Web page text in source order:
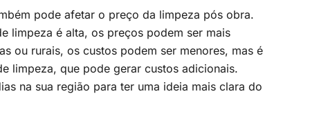
pode afetar o preço da limpeza pós obra.
limpeza é alta, os preços podem ser mais
ou rurais, os custos podem ser menores, mas é
limpeza, que pode gerar custos adicionais.
na sua região para ter uma ideia mais clara do